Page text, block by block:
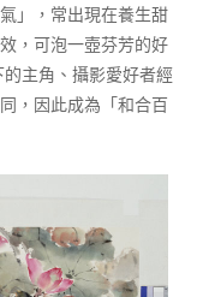
」，常出現在養生甜
，可泡一壺芬芳的好
主角、攝影愛好者經
，因此成為「和合百